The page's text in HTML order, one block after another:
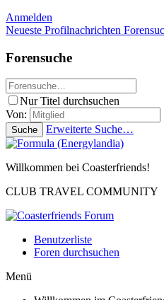
Anmelden
Neueste Profilnachrichten
Forensuche
Nur Titel durchsuchen
Von:
Suche Erweiterte Suche…
Willkommen bei Coasterfriends!
CLUB TRAVEL COMMUNITY
Benutzerliste
Foren durchsuchen
Menü